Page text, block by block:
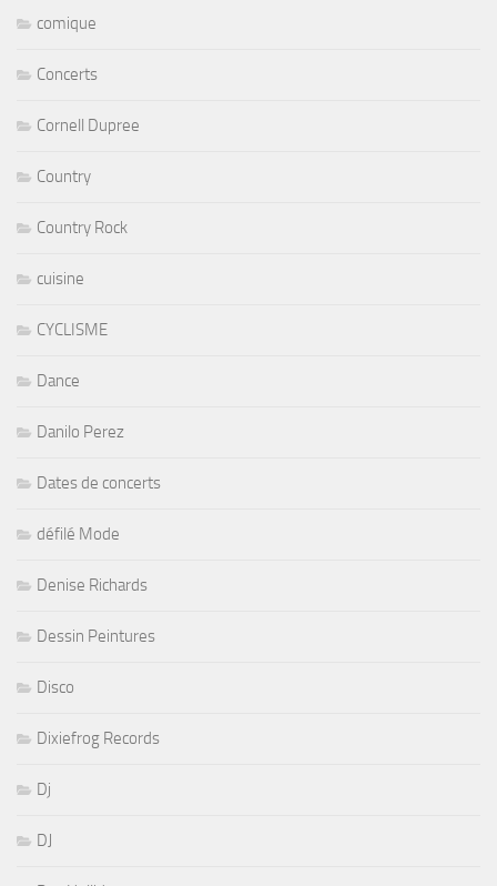
comique
Concerts
Cornell Dupree
Country
Country Rock
cuisine
CYCLISME
Dance
Danilo Perez
Dates de concerts
défilé Mode
Denise Richards
Dessin Peintures
Disco
Dixiefrog Records
Dj
DJ